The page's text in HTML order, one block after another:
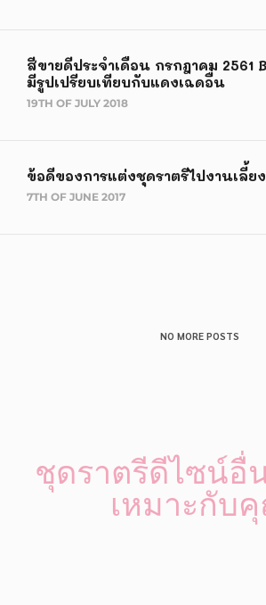
สีขายดีประจำเดือน กรกฎาคม 2561
มีรูปเปรียบเทียบกับแดงเฉดอื่น
19TH OF JULY 2018
ข้อดีของการแต่งชุดราตรีไปงานเลี้ยง
7TH OF JUNE 2017
NO MORE POSTS
ชุดราตรีดีไซน์อื่
เหมาะกับ